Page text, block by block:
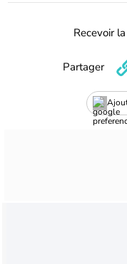
Recevoir
Partager